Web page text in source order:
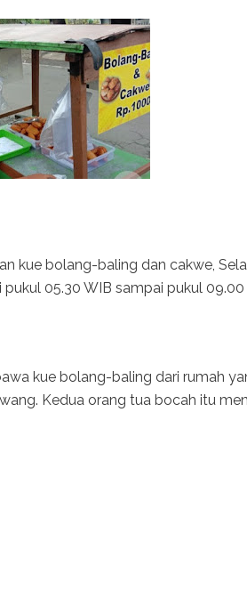
kue bolang-baling dan cakwe,
05.30 WIB sampai pukul 09.00
kue bolang-baling dari rumah
Kedua orang tua bocah itu